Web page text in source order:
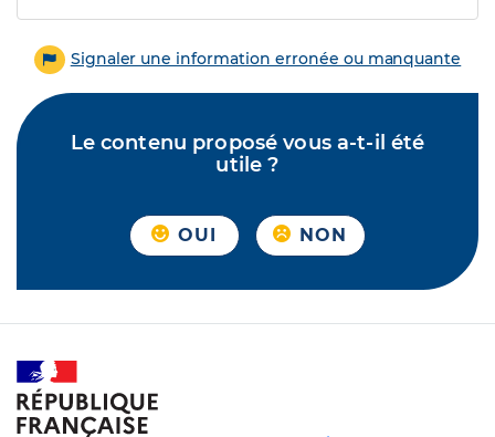
Signaler une information erronée ou manquante
Le contenu proposé vous a-t-il été
utile ?
OUI NON